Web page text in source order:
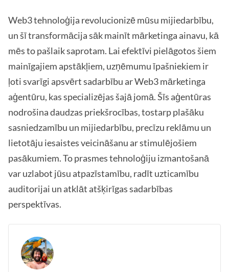
Web3 tehnoloģija revolucionizē mūsu mijiedarbību,
un šī transformācija sāk mainīt mārketinga ainavu, kā
mēs to pašlaik saprotam. Lai efektīvi pielāgotos šiem
mainīgajiem apstākļiem, uzņēmumu īpašniekiem ir
ļoti svarīgi apsvērt sadarbību ar Web3 mārketinga
aģentūru, kas specializējas šajā jomā. Šīs aģentūras
nodrošina daudzas priekšrocības, tostarp plašāku
sasniedzamību un mijiedarbību, precīzu reklāmu un
lietotāju iesaistes veicināšanu ar stimulējošiem
pasākumiem. To prasmes tehnoloģiju izmantošanā
var uzlabot jūsu atpazīstamību, radīt uzticamību
auditorijai un atklāt atšķirīgas sadarbības
perspektīvas.